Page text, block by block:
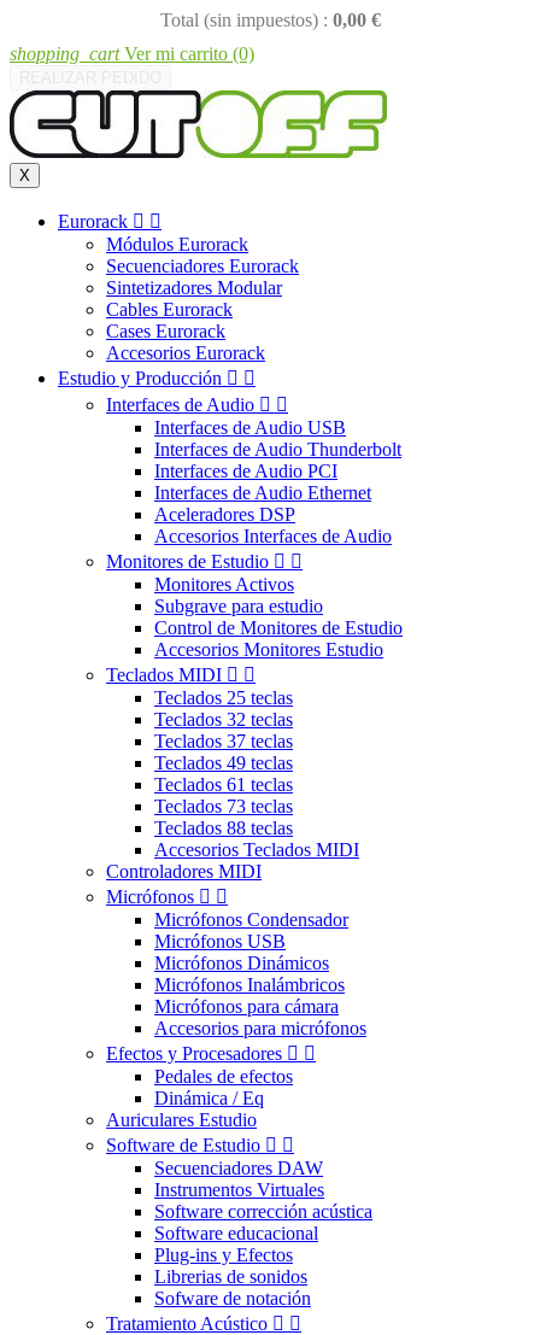
Total (sin impuestos) : 0,00 €
shopping_cart Ver mi carrito (0)
X
Eurorack  
Módulos Eurorack
Secuenciadores Eurorack
Sintetizadores Modular
Cables Eurorack
Cases Eurorack
Accesorios Eurorack
Estudio y Producción  
Interfaces de Audio  
Interfaces de Audio USB
Interfaces de Audio Thunderbolt
Interfaces de Audio PCI
Interfaces de Audio Ethernet
Aceleradores DSP
Accesorios Interfaces de Audio
Monitores de Estudio  
Monitores Activos
Subgrave para estudio
Control de Monitores de Estudio
Accesorios Monitores Estudio
Teclados MIDI  
Teclados 25 teclas
Teclados 32 teclas
Teclados 37 teclas
Teclados 49 teclas
Teclados 61 teclas
Teclados 73 teclas
Teclados 88 teclas
Accesorios Teclados MIDI
Controladores MIDI
Micrófonos  
Micrófonos Condensador
Micrófonos USB
Micrófonos Dinámicos
Micrófonos Inalámbricos
Micrófonos para cámara
Accesorios para micrófonos
Efectos y Procesadores  
Pedales de efectos
Dinámica / Eq
Auriculares Estudio
Software de Estudio  
Secuenciadores DAW
Instrumentos Virtuales
Software corrección acústica
Software educacional
Plug-ins y Efectos
Librerias de sonidos
Sofware de notación
Tratamiento Acústico  